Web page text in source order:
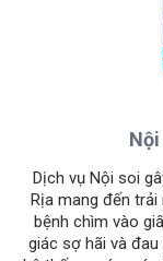
Dịch vụ Nội soi
Rịa mang đến trải
bệnh chìm vào
giác sợ hãi và